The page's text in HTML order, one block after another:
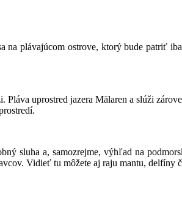
plávajúcom ostrove, ktorý bude patriť
uprostred jazera Mälaren a slúži
sluha a, samozrejme, výhľad na
Vidieť tu môžete aj raju mantu, delfíny